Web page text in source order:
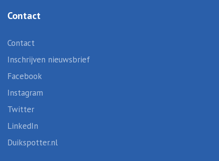
Contact
Contact
Inschrijven nieuwsbrief
Facebook
Instagram
Twitter
LinkedIn
Duikspotter.nl